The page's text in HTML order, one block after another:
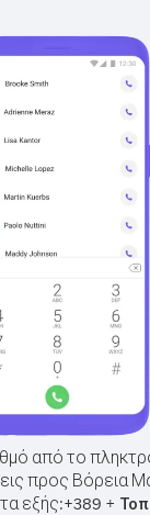
από το
προς Βόρεια
εξής:+389 +